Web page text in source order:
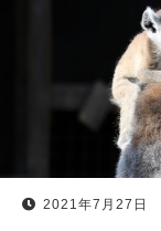
2021年7月27日